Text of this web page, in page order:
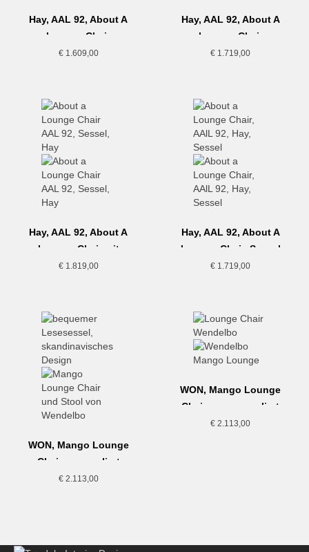
Hay, AAL 92, About A
Lounge Chair
€1.609,00
Hay, AAL 92, About A
Lounge Chair
€ 1.719,00
Hay, AAL 92, About A
Lounge Chair mit
Sitzkissen
€1.819,00
Hay, AAL 92, About A
Lounge Chair, Sessel
€ 1.719,00
WON, Mango Lounge
Chair, graumeliert
€2.113,00
WON, Mango Lounge
Chair, orange-meliert
€ 2.113,00